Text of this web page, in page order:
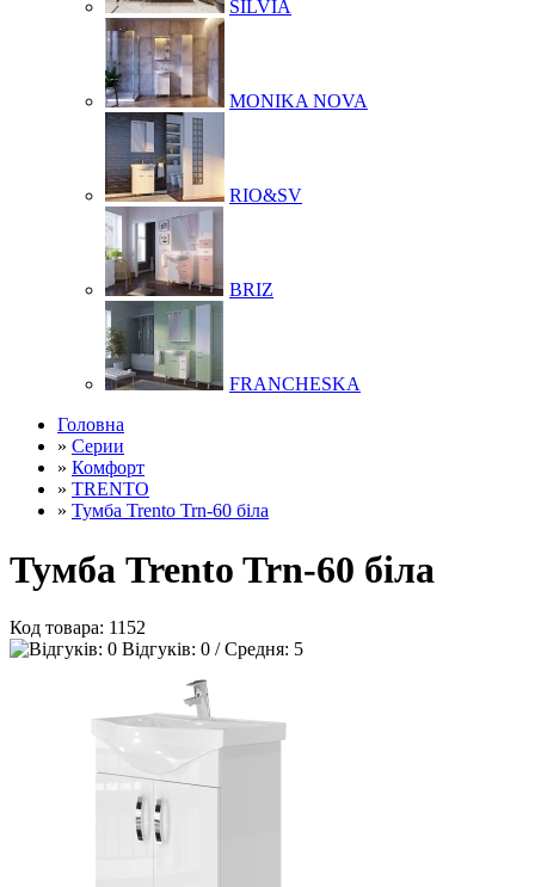
SILVIA
MONIKA NOVA
RIO&SV
BRIZ
FRANCHESKA
Головна
» Серии
» Комфорт
» TRENTO
» Тумба Trento Trn-60 біла
Тумба Trento Trn-60 біла
Код товара: 1152
Відгуків: 0 / Средня: 5